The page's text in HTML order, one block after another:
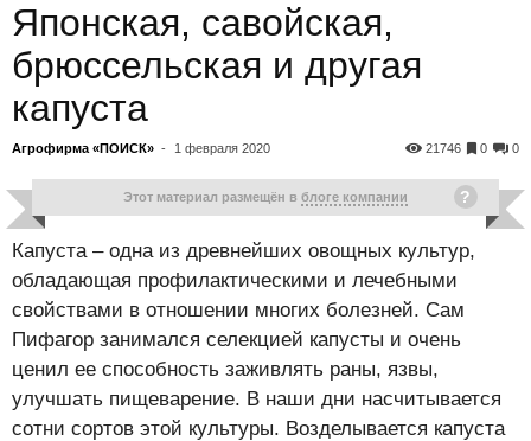
Японская, савойская,
брюссельская и другая
капуста
Агрофирма «ПОИСК» - 1 февраля 2020 0
0
21746
Этот материал размещён в блоге компании
Капуста – одна из древнейших овощных культур,
обладающая профилактическими и лечебными
свойствами в отношении многих болезней. Сам
Пифагор занимался селекцией капусты и очень
ценил ее способность заживлять раны, язвы,
улучшать пищеварение. В наши дни насчитывается
сотни сортов этой культуры. Возделывается капуста